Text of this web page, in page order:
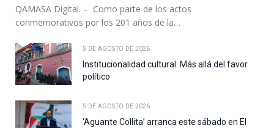
QAMASA Digital. – Como parte de los actos
conmemorativos por los 201 años de la…
5 DE AGOSTO DE 2026
Institucionalidad cultural: Más allá del favor
político
5 DE AGOSTO DE 2026
‘Aguante Collita’ arranca este sábado en El